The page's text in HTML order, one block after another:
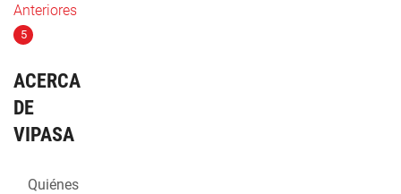
Anteriores
5
ACERCA
DE
VIPASA
Quiénes